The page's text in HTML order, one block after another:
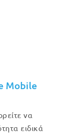
Mobile
να
ειδικά